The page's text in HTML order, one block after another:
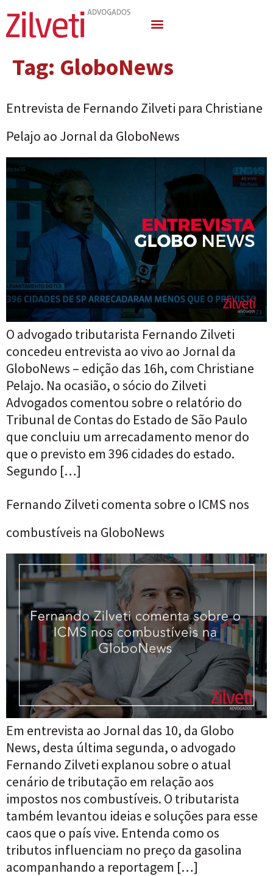
Tag: GloboNews
Entrevista de Fernando Zilveti para Christiane
Pelajo ao Jornal da GloboNews
O advogado tributarista Fernando Zilveti
concedeu entrevista ao vivo ao Jornal da
GloboNews – edição das 16h, com Christiane
Pelajo. Na ocasião, o sócio do Zilveti
Advogados comentou sobre o relatório do
Tribunal de Contas do Estado de São Paulo
que concluiu um arrecadamento menor do
que o previsto em 396 cidades do estado.
Segundo […]
Fernando Zilveti comenta sobre o ICMS nos
combustíveis na GloboNews
Em entrevista ao Jornal das 10, da Globo
News, desta última segunda, o advogado
Fernando Zilveti explanou sobre o atual
cenário de tributação em relação aos
impostos nos combustíveis. O tributarista
também levantou ideias e soluções para esse
caos que o país vive. Entenda como os
tributos influenciam no preço da gasolina
acompanhando a reportagem […]